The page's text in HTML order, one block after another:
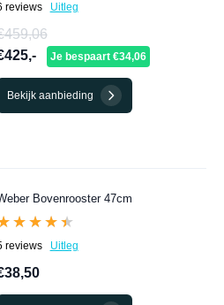
reviews Uitleg
Je bespaart €34,06
Bekijk aanbieding
Bovenrooster 47cm
reviews Uitleg